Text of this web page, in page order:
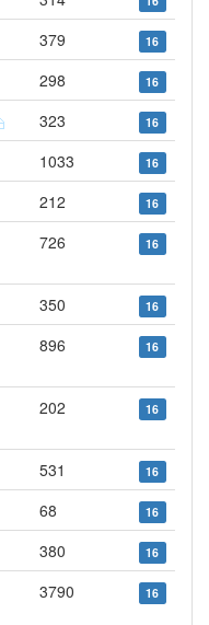
379 16
298 16
323 16
1033 16
212 16
726 16
350 16
896 16
202 16
531 16
68 16
380 16
3790 16